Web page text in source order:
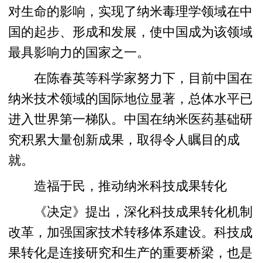
对生命的影响，实现了纳米毒理学领域在中
国的起步、形成和发展，使中国成为该领域
最具影响力的国家之一。
在陈春英等科学家努力下，目前中国在
纳米技术领域的国际地位显著，总体水平已
进入世界第一梯队。中国在纳米医药基础研
究积累大量创新成果，取得令人瞩目的成
就。
造福于民，推动纳米科技成果转化
《决定》提出，深化科技成果转化机制
改革，加强国家技术转移体系建设。科技成
果转化是连接研究和生产的重要桥梁，也是